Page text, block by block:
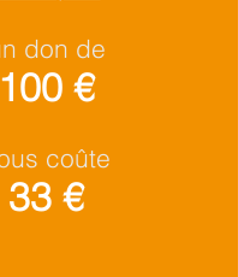
don de
100 €
coûte
33 €